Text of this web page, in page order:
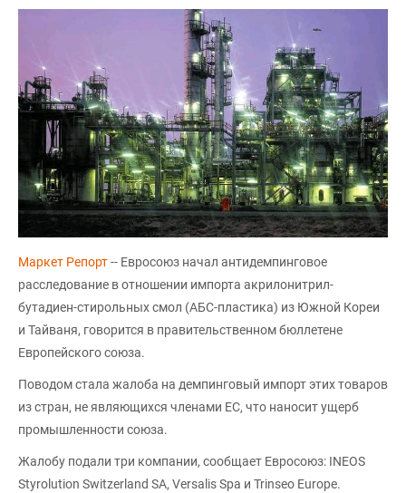
Маркет Репорт-- Евросоюз начал антидемпинговое
расследование в отношении импорта акрилонитрил-
бутадиен-стирольных смол (АБС-пластика) из Южной Кореи
и Тайваня, говорится в правительственном бюллетене
Европейского союза.
Поводом стала жалоба на демпинговый импорт этих товаров
из стран, не являющихся членами ЕС, что наносит ущерб
промышленности союза.
Жалобу подали три компании, сообщает Евросоюз: INEOS
Styrolution Switzerland SA, Versalis Spa и Trinseo Europe.